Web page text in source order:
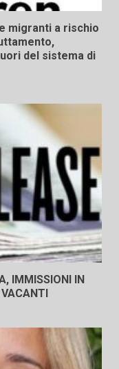
migranti a rischio
del sistema di
IMMISSIONI IN